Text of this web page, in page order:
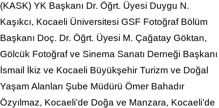
(KASK) YK Başkanı Dr. Öğrt. Üyesi Duygu N.
Kaşıkcı, Kocaeli Üniversitesi GSF Fotoğraf Bölüm
Başkanı Doç. Dr. Öğrt. Üyesi M. Çağatay Göktan,
Gölcük Fotoğraf ve Sinema Sanatı Derneği Başkanı
İsmail İkiz ve Kocaeli Büyükşehir Turizm ve Doğal
Yaşam Alanları Şube Müdürü Ömer Bahadır
Özyılmaz, Kocaeli’de Doğa ve Manzara, Kocaeli’de